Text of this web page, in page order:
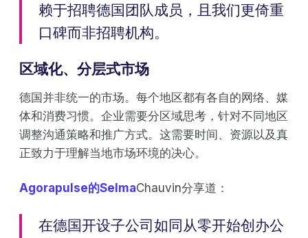
赖于招聘德国团队成员，且我们更倚重
口碑而非招聘机构。
区域化、分层式市场
德国并非统一的市场。每个地区都有各自的网络、媒
体和消费习惯。企业需要分区域思考，针对不同地区
调整沟通策略和推广方式。这需要时间、资源以及真
正致力于理解当地市场环境的决心。
Agorapulse的SelmaChauvin分享道：
在德国开设子公司如同从零开始创办公